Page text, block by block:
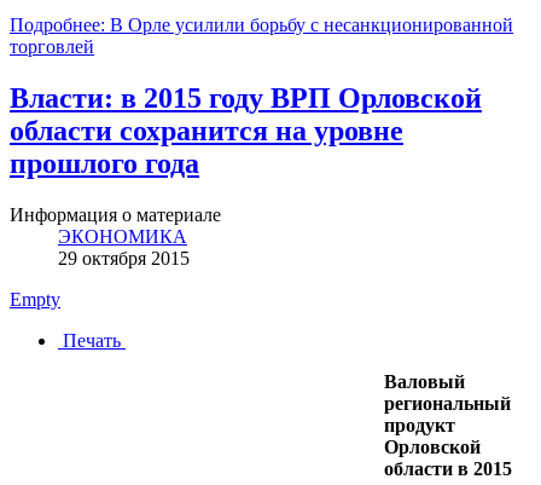
Подробнее: В Орле усилили борьбу с несанкционированной
торговлей
Власти: в 2015 году ВРП Орловской
области сохранится на уровне
прошлого года
Информация о материале
ЭКОНОМИКА
29 октября 2015
Empty
Печать
Валовый
региональный
продукт
Орловской
области в 2015